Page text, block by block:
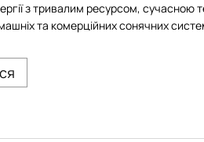
з тривалим ресурсом, сучасною
та комерційних сонячних